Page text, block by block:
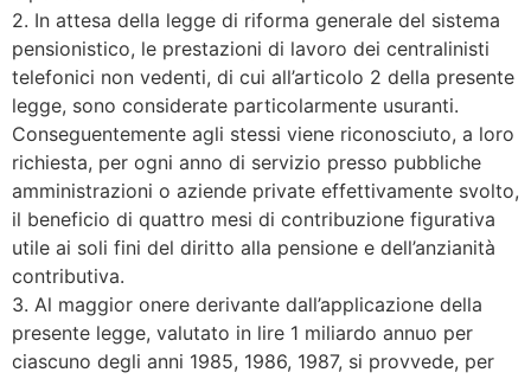
2. In attesa della legge di riforma generale del sistema
pensionistico, le prestazioni di lavoro dei centralinisti
telefonici non vedenti, di cui all’articolo 2 della presente
legge, sono considerate particolarmente usuranti.
Conseguentemente agli stessi viene riconosciuto, a loro
richiesta, per ogni anno di servizio presso pubbliche
amministrazioni o aziende private effettivamente svolto,
il beneficio di quattro mesi di contribuzione figurativa
utile ai soli fini del diritto alla pensione e dell’anzianità
contributiva.
3. Al maggior onere derivante dall’applicazione della
presente legge, valutato in lire 1 miliardo annuo per
ciascuno degli anni 1985, 1986, 1987, si provvede, per